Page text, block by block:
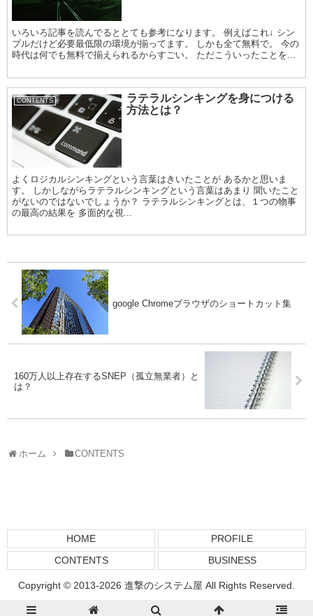
いろいろ記事を読んでるととても参考になります。 例えばこれ↓ シン
プルだけど必要最低限の環境が揃ってます。 しかも全て無料で。 今の
時代は何でも無料で揃えられるからすごい。 ただこういったことを...
CONTENTS
ラテラルシンキングを身につける
方法とは？
よくロジカルシンキングという言葉はきいたことが あるかと思いま
す。 しかしながらラテラルシンキングという言葉はあまり 聞いたこと
がないのではないでしょうか？ ラテラルシンキングとは、１つの物事
の最高の結果を 多面的な視...
google Chromeブラウザのショートカット集
160万人以上存在するSNEP（孤立無業者）と
は？
ホーム CONTENTS
HOME
PROFILE
CONTENTS
BUSINESS
Copyright © 2013-2026 進撃のシステム屋 All Rights Reserved.